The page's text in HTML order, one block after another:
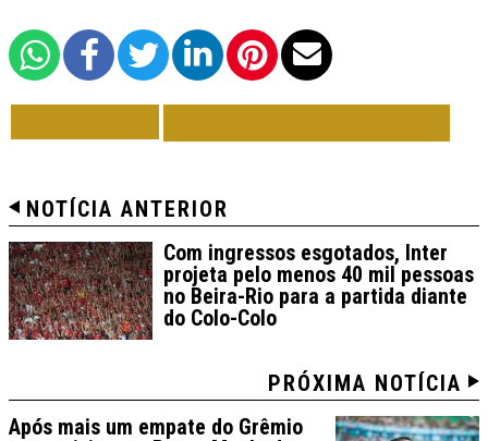
NOTÍCIA ANTERIOR
Com ingressos esgotados, Inter
projeta pelo menos 40 mil pessoas
no Beira-Rio para a partida diante
do Colo-Colo
PRÓXIMA NOTÍCIA
Após mais um empate do Grêmio